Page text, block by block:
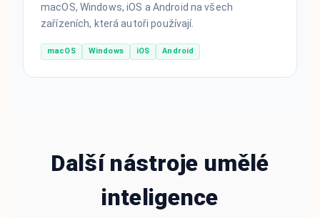
macOS, Windows, iOS a Android na všech
zařízeních, která autoři používají.
macOS Windows iOS Android
Další nástroje umělé
inteligence